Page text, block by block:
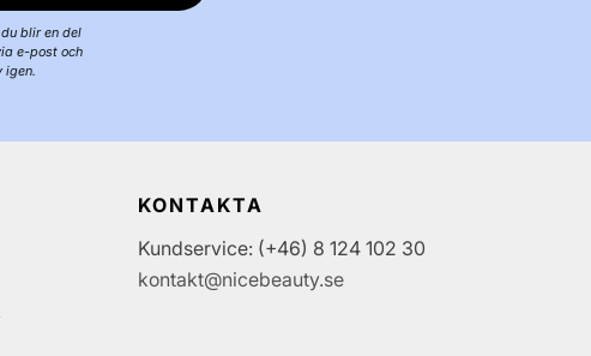
blir en del
e-post och
igen.
KONTAKTA
Kundservice: (+46) 8 124 102 30
kontakt@nicebeauty.se